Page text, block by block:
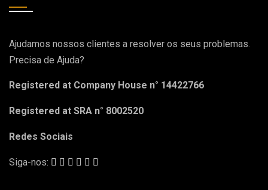
Ajudamos nossos clientes a resolver os seus problemas.
Precisa de Ajuda?
Registered at Company House n° 14422766
Registered at SRA n° 8002520
Redes Sociais
Siga-nos: